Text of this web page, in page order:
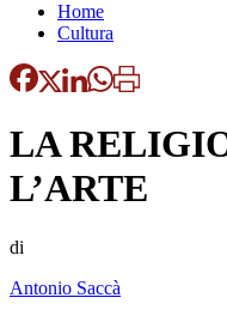
Home
Cultura
LA
L’ARTE
di
Antonio Saccà